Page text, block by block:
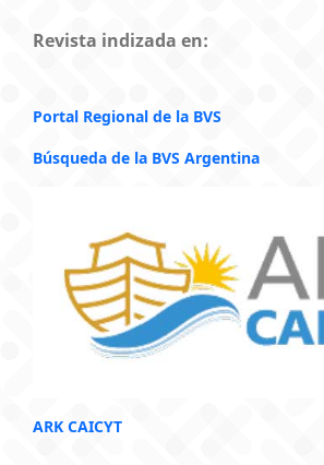
Revista indizada en:
Portal Regional de la BVS
Búsqueda de la BVS Argentina
ARK CAICYT